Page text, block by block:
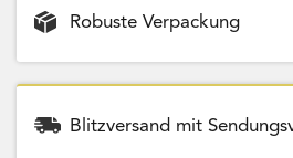
Robuste Verpackung
Blitzversand mit